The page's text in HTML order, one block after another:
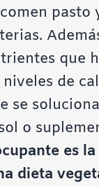
pasto
que
de
se
o
es
dieta